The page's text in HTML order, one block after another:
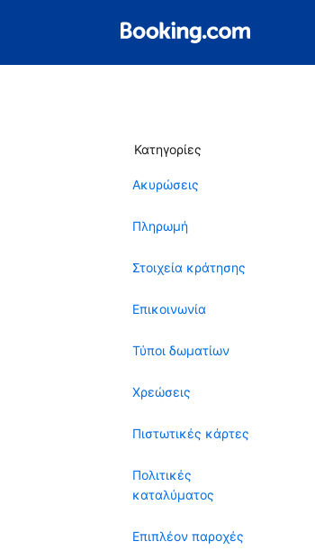
Κατηγορίες
Ακυρώσεις
Πληρωμή
Στοιχεία κράτησης
Επικοινωνία
Τύποι δωματίων
Χρεώσεις
Πιστωτικές κάρτες
Πολιτικές
καταλύματος
Επιπλέον παροχές